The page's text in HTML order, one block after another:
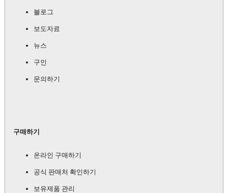
블로그
보도자료
뉴스
구인
문의하기
구매하기
온라인 구매하기
공식 판매처 확인하기
보유제품 관리